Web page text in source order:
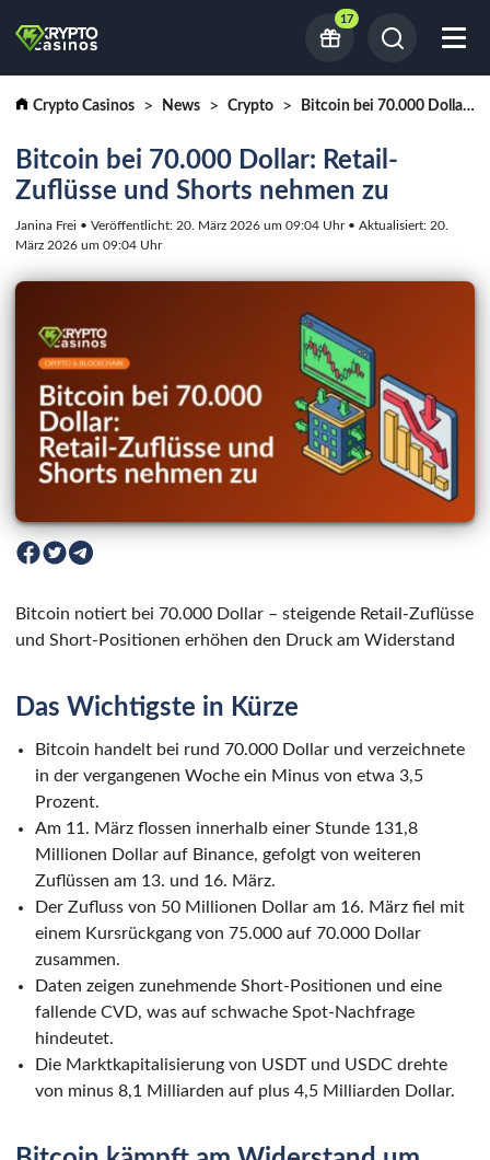
17
Crypto Casinos News Crypto Bitcoin bei 70.000 Dollar: Retail-Zuflüsse und Shorts nehmen zu
Bitcoin bei 70.000 Dollar: Retail-
Zuflüsse und Shorts nehmen zu
Janina Frei • Veröffentlicht: 20. März 2026 um 09:04 Uhr • Aktualisiert: 20.
März 2026 um 09:04 Uhr
Bitcoin notiert bei 70.000 Dollar – steigende Retail-Zuflüsse
und Short-Positionen erhöhen den Druck am Widerstand
Das Wichtigste in Kürze
Bitcoin handelt bei rund 70.000 Dollar und verzeichnete
in der vergangenen Woche ein Minus von etwa 3,5
Prozent.
Am 11. März flossen innerhalb einer Stunde 131,8
Millionen Dollar auf Binance, gefolgt von weiteren
Zuflüssen am 13. und 16. März.
Der Zufluss von 50 Millionen Dollar am 16. März fiel mit
einem Kursrückgang von 75.000 auf 70.000 Dollar
zusammen.
Daten zeigen zunehmende Short-Positionen und eine
fallende CVD, was auf schwache Spot-Nachfrage
hindeutet.
Die Marktkapitalisierung von USDT und USDC drehte
von minus 8,1 Milliarden auf plus 4,5 Milliarden Dollar.